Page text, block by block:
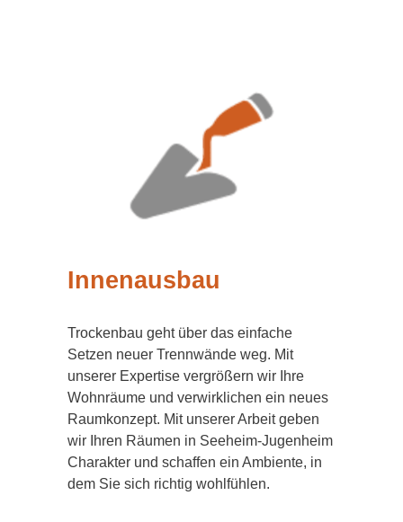
Innenausbau
Trockenbau geht über das einfache
Setzen neuer Trennwände weg. Mit
unserer Expertise vergrößern wir Ihre
Wohnräume und verwirklichen ein neues
Raumkonzept. Mit unserer Arbeit geben
wir Ihren Räumen in Seeheim-Jugenheim
Charakter und schaffen ein Ambiente, in
dem Sie sich richtig wohlfühlen.